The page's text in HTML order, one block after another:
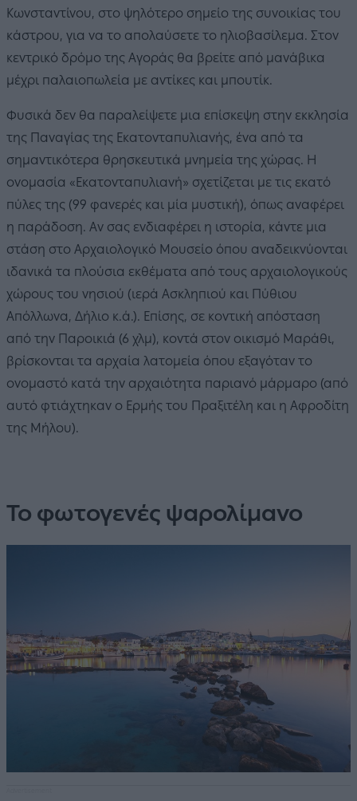
Κωνσταντίνου, στο ψηλότερο σημείο της συνοικίας του
κάστρου, για να το απολαύσετε το ηλιοβασίλεμα. Στον
κεντρικό δρόμο της Αγοράς θα βρείτε από μανάβικα
μέχρι παλαιοπωλεία με αντίκες και μπουτίκ.
Φυσικά δεν θα παραλείψετε μια επίσκεψη στην εκκλησία
της Παναγίας της Εκατονταπυλιανής, ένα από τα
σημαντικότερα θρησκευτικά μνημεία της χώρας. H
ονομασία «Εκατονταπυλιανή» σχετίζεται με τις εκατό
πύλες της (99 φανερές και μία μυστική), όπως αναφέρει
η παράδοση. Αν σας ενδιαφέρει η ιστορία, κάντε μια
στάση στο Αρχαιολογικό Μουσείο όπου αναδεικνύονται
ιδανικά τα πλούσια εκθέματα από τους αρχαιολογικούς
χώρους του νησιού (ιερά Ασκληπιού και Πύθιου
Απόλλωνα, Δήλιο κ.ά.). Επίσης, σε κοντική απόσταση
από την Παροικιά (6 χλμ), κοντά στον οικισμό Μαράθι,
βρίσκονται τα αρχαία λατομεία όπου εξαγόταν το
ονομαστό κατά την αρχαιότητα παριανό μάρμαρο (από
αυτό φτιάχτηκαν ο Ερμής του Πραξιτέλη και η Αφροδίτη
της Μήλου).
Το φωτογενές ψαρολίμανο